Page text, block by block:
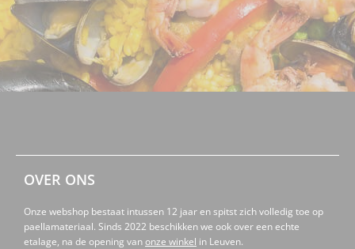
OVER ONS
Onze webshop bestaat intussen 12 jaar en spitst zich volledig toe op
paellamateriaal. Sinds 2022 beschikken we ook over een echte
etalage, na de opening vanonze winkel in Leuven.